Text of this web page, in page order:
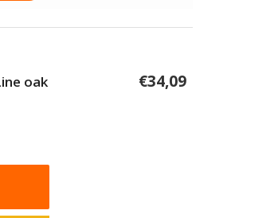
oak
€34,09